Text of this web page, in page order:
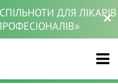
ДЛЯ ЛІКАРІВ